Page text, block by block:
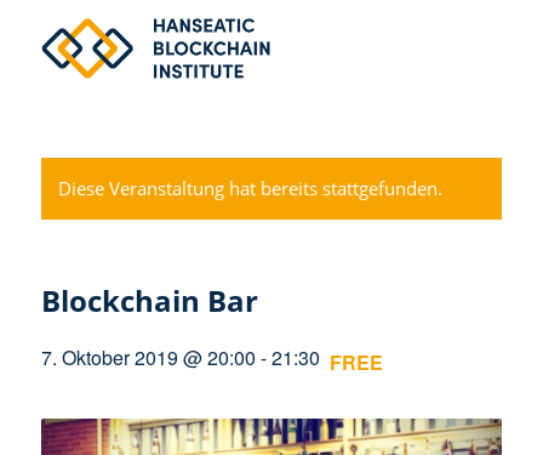
Diese Veranstaltung hat bereits stattgefunden.
Blockchain Bar
7. Oktober 2019 @ 20:00 -21:30 FREE